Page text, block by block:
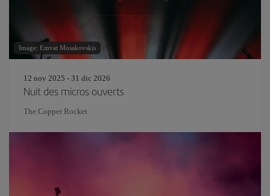
Image: Emvat Mosakovskis
12 nov 2025 - 31 dic 2026
Nuit des micros ouverts
The Copper Rocket